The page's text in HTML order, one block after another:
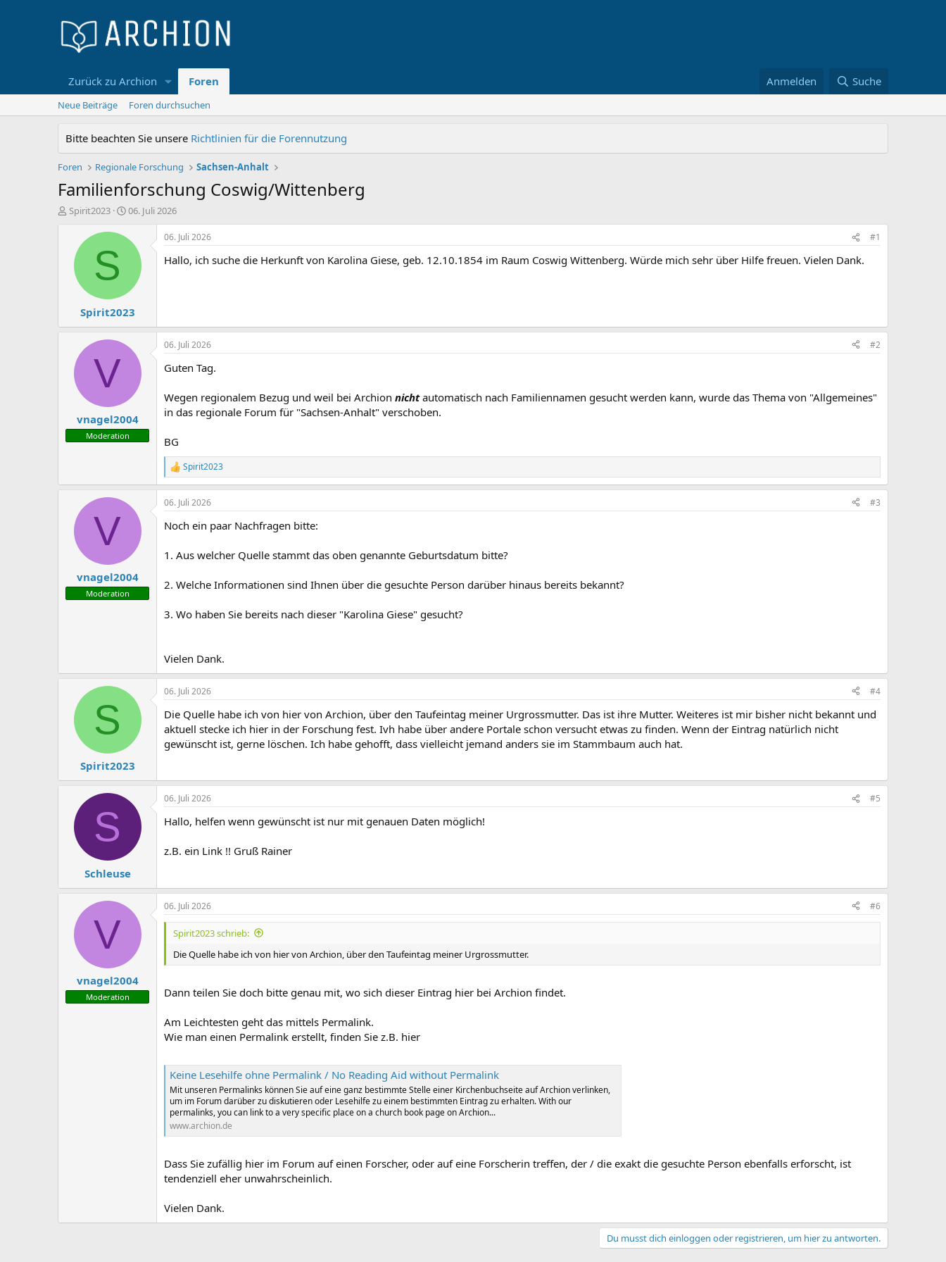
Zurück zu Archion Foren Anmelden Suche
Neue Beiträge Foren durchsuchen
Bitte beachten Sie unsere Richtlinien für die Forennutzung
Foren Regionale Forschung Sachsen-Anhalt
Familienforschung Coswig/Wittenberg
E
Spirit2023
E
s
a
m
06. Juli 2026
S
Spirit2023
06. Juli 2026 #1
Hallo, ich suche die Herkunft von Karolina Giese, geb. 12.10.1854 im Raum Coswig Wittenberg. Würde mich sehr über Hilfe freuen. Vielen Dank.
V
vnagel2004
Moderation
06. Juli 2026 #2
Guten Tag.
Wegen regionalem Bezug und weil bei Archion nichtautomatisch nach Familiennamen gesucht werden kann, wurde das Thema von "Allgemeines"
in das regionale Forum für "Sachsen-Anhalt" verschoben.
BG
R
e
a
k
i
e
:
Spirit2023
V
vnagel2004
Moderation
06. Juli 2026 #3
Noch ein paar Nachfragen bitte:
1. Aus welcher Quelle stammt das oben genannte Geburtsdatum bitte?
2. Welche Informationen sind Ihnen über die gesuchte Person darüber hinaus bereits bekannt?
3. Wo haben Sie bereits nach dieser "Karolina Giese" gesucht?
Vielen Dank.
S
Spirit2023
06. Juli 2026 #4
Die Quelle habe ich von hier von Archion, über den Taufeintag meiner Urgrossmutter. Das ist ihre Mutter. Weiteres ist mir bisher nicht bekannt und
aktuell stecke ich hier in der Forschung fest. Ivh habe über andere Portale schon versucht etwas zu finden. Wenn der Eintrag natürlich nicht
gewünscht ist, gerne löschen. Ich habe gehofft, dass vielleicht jemand anders sie im Stammbaum auch hat.
S
Schleuse
06. Juli 2026 #5
Hallo, helfen wenn gewünscht ist nur mit genauen Daten möglich!
z.B. ein Link !! Gruß Rainer
V
vnagel2004
Moderation
06. Juli 2026 #6
Spirit2023 schrieb:
Die Quelle habe ich von hier von Archion, über den Taufeintag meiner Urgrossmutter.
Dann teilen Sie doch bitte genau mit, wo sich dieser Eintrag hier bei Archion findet.
Am Leichtesten geht das mittels Permalink.
Wie man einen Permalink erstellt, finden Sie z.B. hier
Keine Lesehilfe ohne Permalink / No Reading Aid without Permalink
Mit unseren Permalinks können Sie auf eine ganz bestimmte Stelle einer Kirchenbuchseite auf Archion verlinken,
um im Forum darüber zu diskutieren oder Lesehilfe zu einem bestimmten Eintrag zu erhalten. With our
permalinks, you can link to a very specific place on a church book page on Archion...
www.archion.de
Dass Sie zufällig hier im Forum auf einen Forscher, oder auf eine Forscherin treffen, der / die exakt die gesuchte Person ebenfalls erforscht, ist
tendenziell eher unwahrscheinlich.
Vielen Dank.
Du musst dich einloggen oder registrieren, um hier zu antworten.